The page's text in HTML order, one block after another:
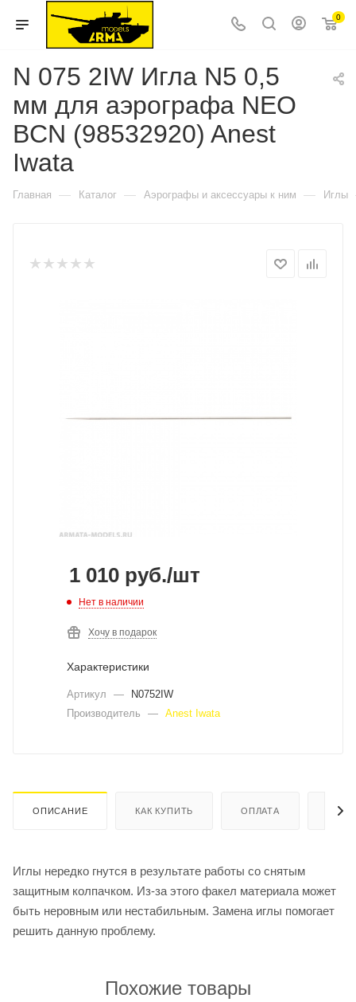
0
N 075 2IW Игла N5 0,5
мм для аэрографа NEO
BCN (98532920) Anest
Iwata
Главная — Каталог — Аэрографы и аксессуары к ним — Иглы
1 010 руб./шт
Нет в наличии
Хочу в подарок
Характеристики
Артикул —
N0752IW
Производитель
— Anest Iwata
ОПИСАНИЕ КАК КУПИТЬ ОПЛАТА
Иглы нередко гнутся в результате работы со снятым
защитным колпачком. Из-за этого факел материала может
быть неровным или нестабильным. Замена иглы помогает
решить данную проблему.
Похожие товары